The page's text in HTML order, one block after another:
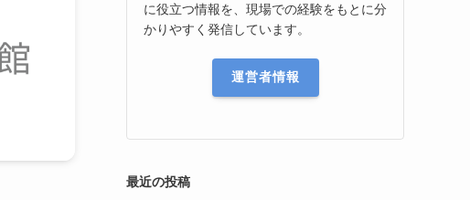
に役立つ情報を、現場での経験をもとに分
かりやすく発信しています。
運営者情報
最近の投稿